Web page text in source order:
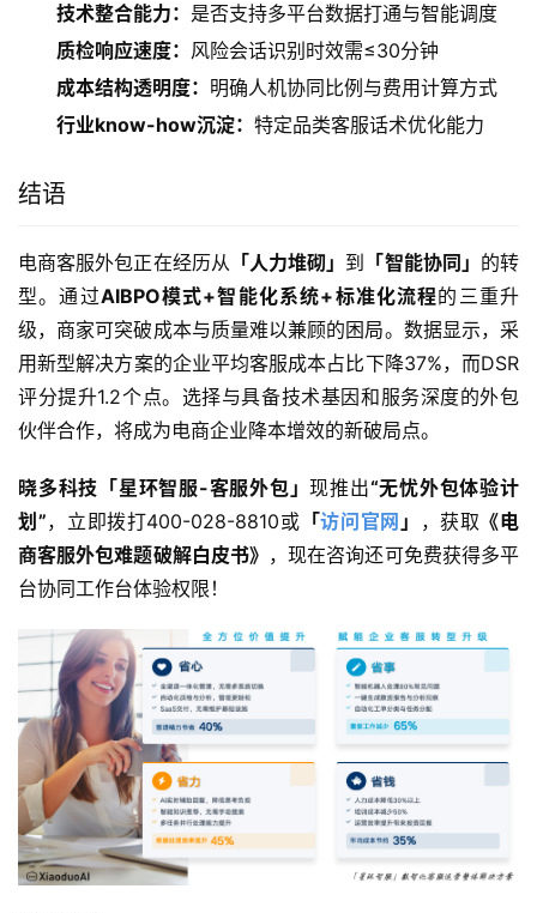
技术整合能力： 是否支持多平台数据打通与智能调度
质检响应速度： 风险会话识别时效需≤30分钟
成本结构透明度： 明确人机协同比例与费用计算方式
行业know-how沉淀： 特定品类客服话术优化能力
结语
电商客服外包正在经历从 「人力堆砌」 到 「智能协同」 的转
型。通过AIBPO模式+智能化系统+标准化流程的三重升
级，商家可突破成本与质量难以兼顾的困局。数据显示，采
用新型解决方案的企业平均客服成本占比下降37%，而DSR
评分提升1.2个点。选择与具备技术基因和服务深度的外包
伙伴合作，将成为电商企业降本增效的新破局点。
晓多科技「星环智服-客服外包」现推出“无忧外包体验计
划”，立即拨打400-028-8810或 「访问官网 」 ，获取 《电
商客服外包难题破解白皮书》 ，现在咨询还可免费获得多平
台协同工作台体验权限！